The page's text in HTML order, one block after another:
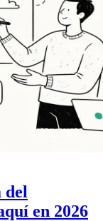
del
en 2026